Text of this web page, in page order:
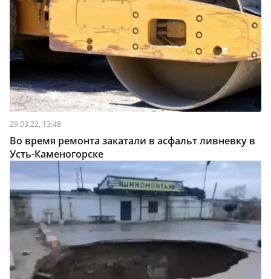
29.03.22, 13:48
Во время ремонта закатали в асфальт ливневку в
Усть-Каменогорске